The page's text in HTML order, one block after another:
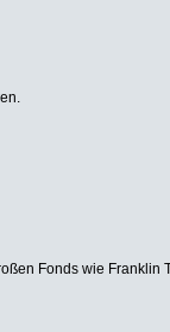
Fonds wie Franklin